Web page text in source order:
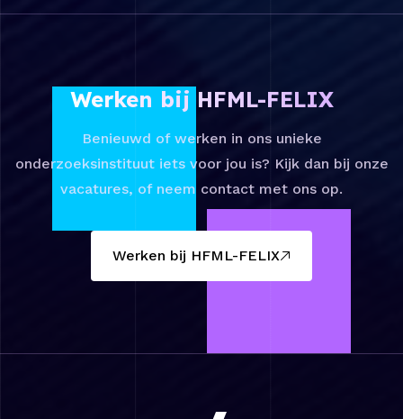
Werken bij HFML-FELIX
Benieuwd of werken in ons unieke
onderzoeksinstituut iets voor jou is? Kijk dan bij onze
vacatures, of neem contact met ons op.
Werken bij HFML-FELIX